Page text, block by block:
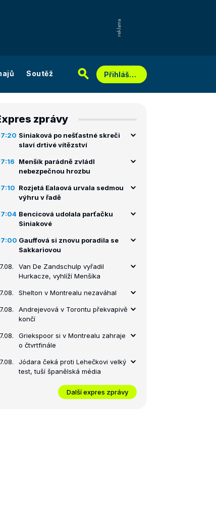
Soutěž Přihlášení
zprávy
Siniaková po nešťastné skreči
slaví drtivé vítězství
Menšík parádně zvládl
nebezpečnou hrozbu
Rozjetá Ealaová urvala sedmou
výhru v řadě
Bencicová udolala parťačku
Siniakové
Gauffová si znovu poradila se
Sakkariovou
Van De Zandschulp vyřadil
Hurkacze, vyhlíží Menšíka
Shelton v Montrealu nezaváhal
Andrejevová v Torontu překvapivě
končí
Griekspoor si v Montrealu zahraje
o čtvrtfinále
Jódara čeká proti Lehečkovi velký
test, tuší španělská média
Další expres zprávy